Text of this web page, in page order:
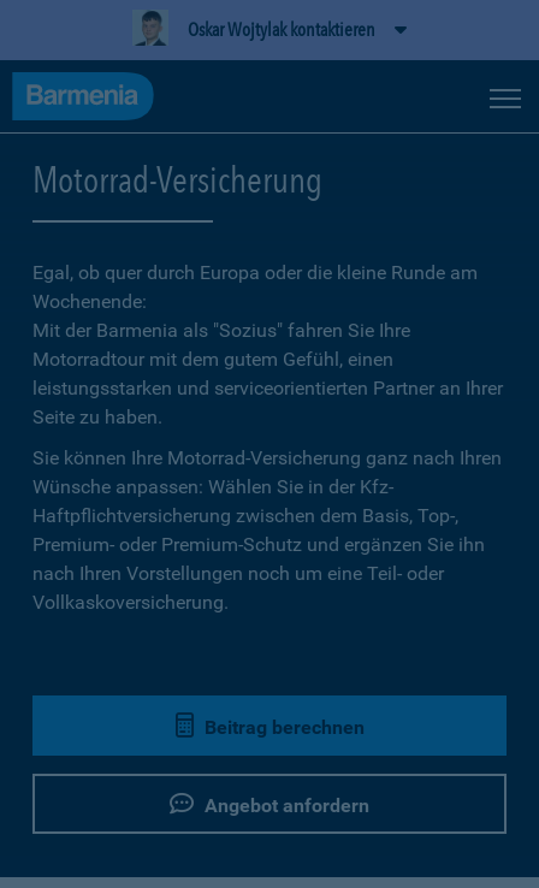
Oskar Wojtylak kontaktieren
Motorrad-Versicherung
Egal, ob quer durch Europa oder die kleine Runde am
Wochenende:
Mit der Barmenia als "Sozius" fahren Sie Ihre
Motorradtour mit dem gutem Gefühl, einen
leistungsstarken und serviceorientierten Partner an Ihrer
Seite zu haben.
Sie können Ihre Motorrad-Versicherung ganz nach Ihren
Wünsche anpassen: Wählen Sie in der Kfz-
Haftpflichtversicherung zwischen dem Basis, Top-,
Premium- oder Premium-Schutz und ergänzen Sie ihn
nach Ihren Vorstellungen noch um eine Teil- oder
Vollkaskoversicherung.
Beitrag berechnen
Angebot anfordern